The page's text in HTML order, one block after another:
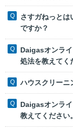
さすガねっとは
ですか？
Daigasオンラ
処法を教えてく
ハウスクリーニ
Daigasオンラ
教えてください。